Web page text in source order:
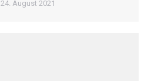
24. August 2021